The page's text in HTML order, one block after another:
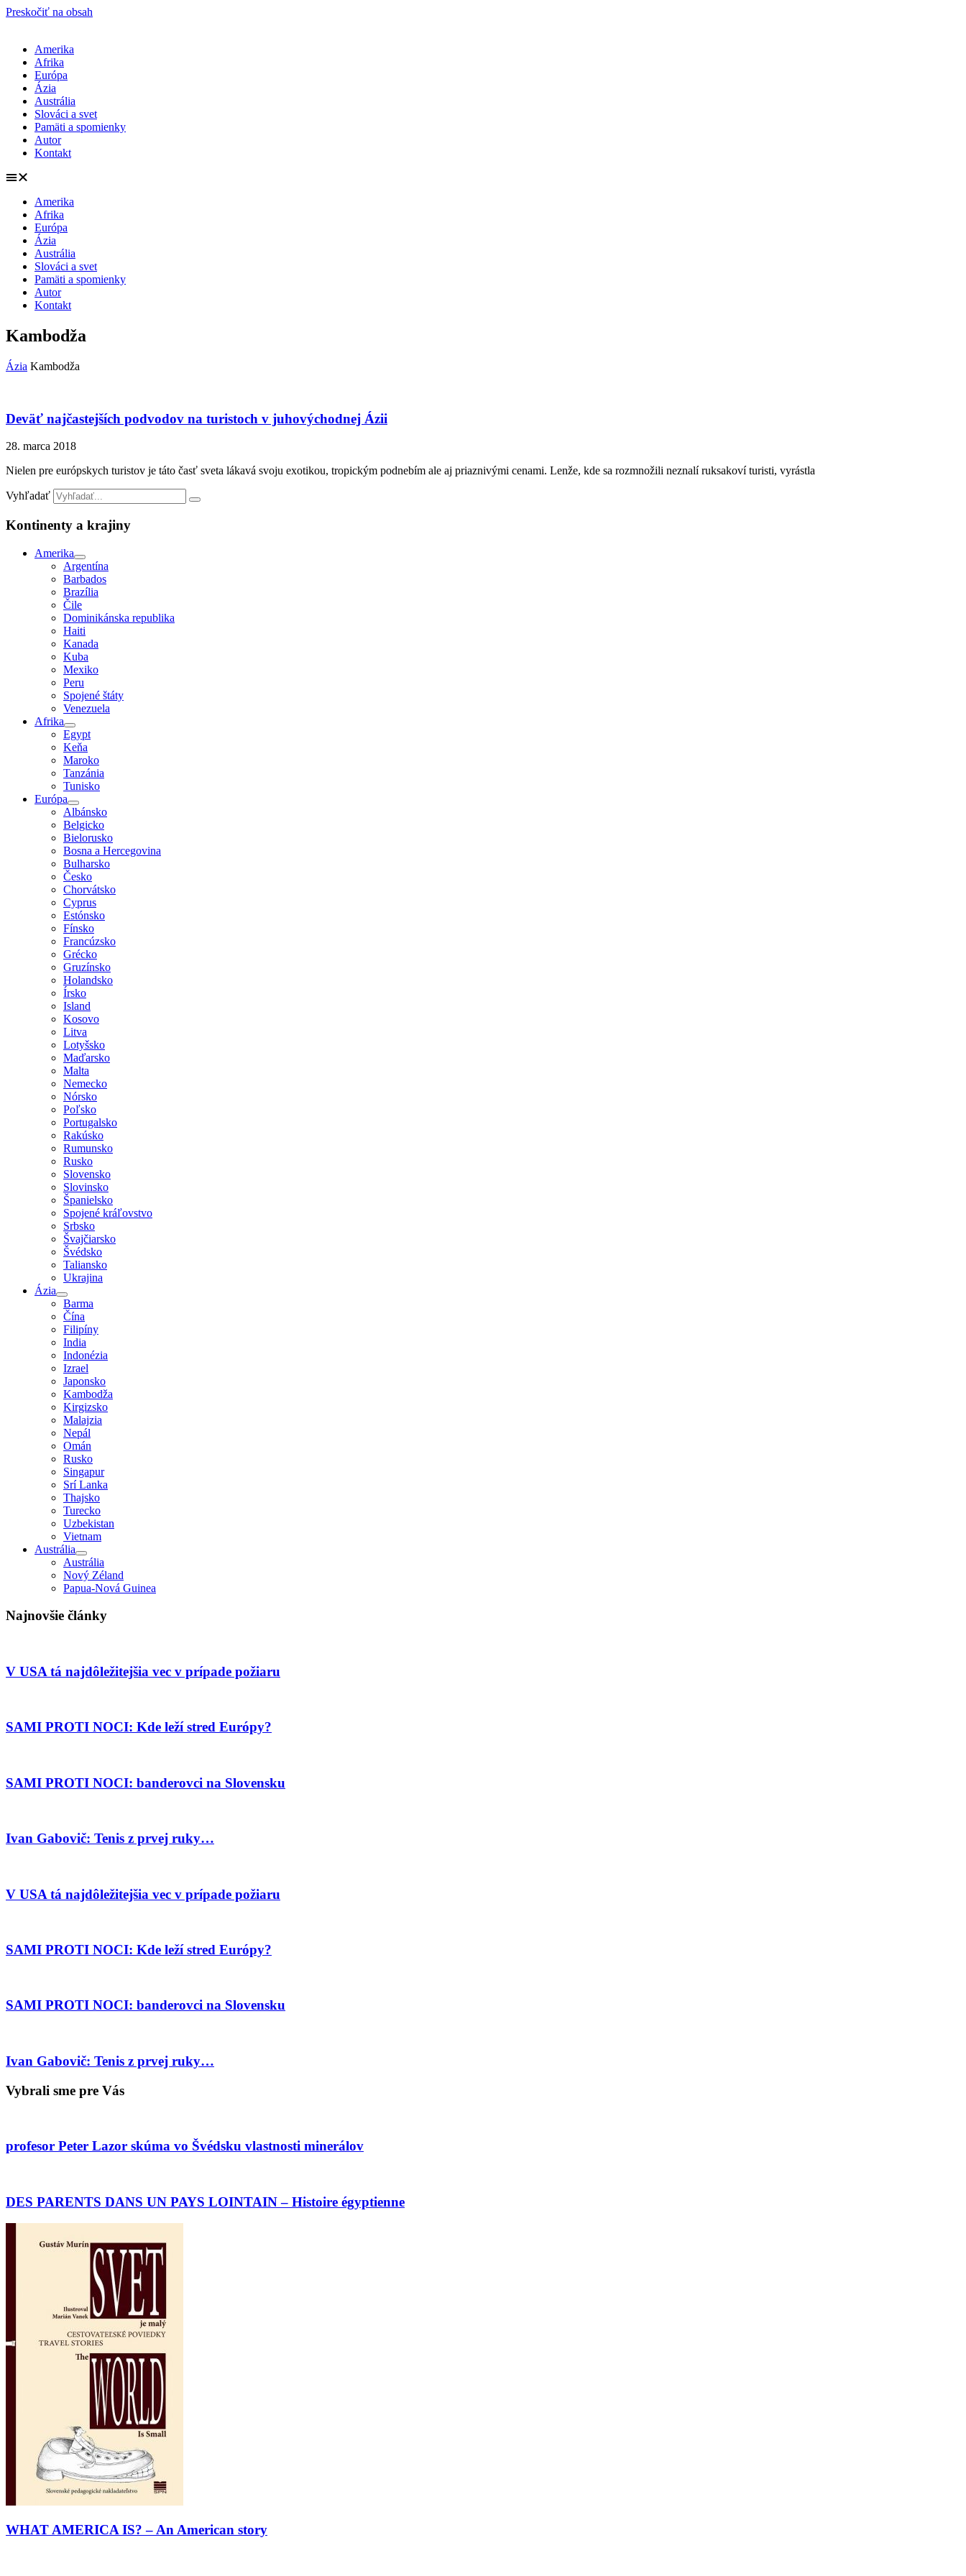
Preskočiť na obsah
Amerika
Afrika
Európa
Ázia
Austrália
Slováci a svet
Pamäti a spomienky
Autor
Kontakt
Amerika
Afrika
Európa
Ázia
Austrália
Slováci a svet
Pamäti a spomienky
Autor
Kontakt
Kambodža
Ázia Kambodža
Deväť najčastejších podvodov na turistoch v juhovýchodnej Ázii
28. marca 2018
Nielen pre európskych turistov je táto časť sveta lákavá svoju exotikou, tropickým podnebím ale aj priaznivými cenami. Lenže, kde sa rozmnožili neznalí ruksakoví turisti, vyrástla
Vyhľadať
Kontinenty a krajiny
Amerika
Argentína
Barbados
Brazília
Čile
Dominikánska republika
Haiti
Kanada
Kuba
Mexiko
Peru
Spojené štáty
Venezuela
Afrika
Egypt
Keňa
Maroko
Tanzánia
Tunisko
Európa
Albánsko
Belgicko
Bielorusko
Bosna a Hercegovina
Bulharsko
Česko
Chorvátsko
Cyprus
Estónsko
Fínsko
Francúzsko
Grécko
Gruzínsko
Holandsko
Írsko
Island
Kosovo
Litva
Lotyšsko
Maďarsko
Malta
Nemecko
Nórsko
Poľsko
Portugalsko
Rakúsko
Rumunsko
Rusko
Slovensko
Slovinsko
Španielsko
Spojené kráľovstvo
Srbsko
Švajčiarsko
Švédsko
Taliansko
Ukrajina
Ázia
Barma
Čína
Filipíny
India
Indonézia
Izrael
Japonsko
Kambodža
Kirgizsko
Malajzia
Nepál
Omán
Rusko
Singapur
Srí Lanka
Thajsko
Turecko
Uzbekistan
Vietnam
Austrália
Austrália
Nový Zéland
Papua-Nová Guinea
Najnovšie články
V USA tá najdôležitejšia vec v prípade požiaru
SAMI PROTI NOCI: Kde leží stred Európy?
SAMI PROTI NOCI: banderovci na Slovensku
Ivan Gabovič: Tenis z prvej ruky…
V USA tá najdôležitejšia vec v prípade požiaru
SAMI PROTI NOCI: Kde leží stred Európy?
SAMI PROTI NOCI: banderovci na Slovensku
Ivan Gabovič: Tenis z prvej ruky…
Vybrali sme pre Vás
profesor Peter Lazor skúma vo Švédsku vlastnosti minerálov
DES PARENTS DANS UN PAYS LOINTAIN – Histoire égyptienne
WHAT AMERICA IS? – An American story